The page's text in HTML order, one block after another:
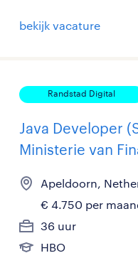
bekijk vacature
Randstad Digital
Java Developer
Ministerie van
Apeldoorn,
€ 4.750 per
36 uur
HBO